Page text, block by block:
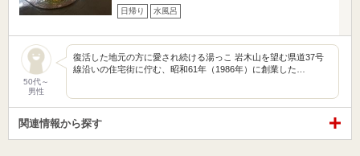
日帰り 水風呂
50代～
男性
復活した地元の方に愛され続ける湯っこ 岩木山を望む県道37号
線沿いの住宅街に佇む、昭和61年（1986年）に創業した…
関連情報から探す